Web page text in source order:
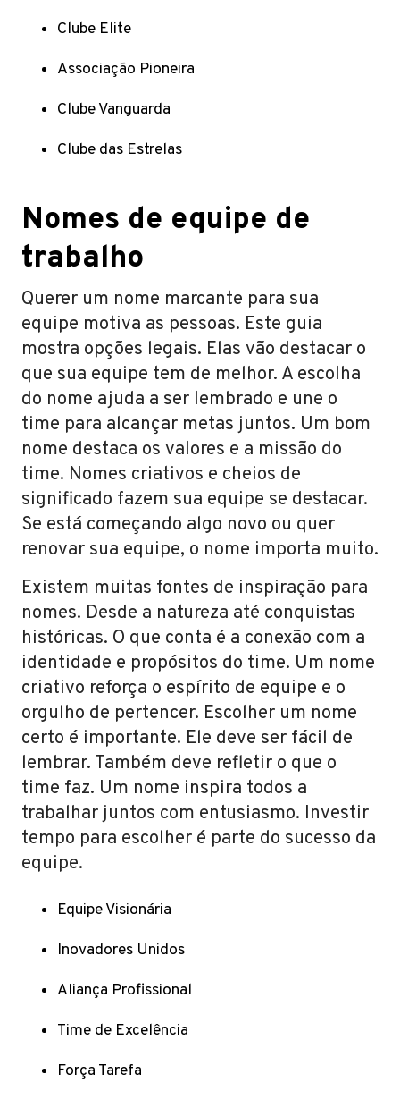
Clube Elite
Associação Pioneira
Clube Vanguarda
Clube das Estrelas
Nomes de equipe de
trabalho
Querer um nome marcante para sua
equipe motiva as pessoas. Este guia
mostra opções legais. Elas vão destacar o
que sua equipe tem de melhor. A escolha
do nome ajuda a ser lembrado e une o
time para alcançar metas juntos. Um bom
nome destaca os valores e a missão do
time. Nomes criativos e cheios de
significado fazem sua equipe se destacar.
Se está começando algo novo ou quer
renovar sua equipe, o nome importa muito.
Existem muitas fontes de inspiração para
nomes. Desde a natureza até conquistas
históricas. O que conta é a conexão com a
identidade e propósitos do time. Um nome
criativo reforça o espírito de equipe e o
orgulho de pertencer. Escolher um nome
certo é importante. Ele deve ser fácil de
lembrar. Também deve refletir o que o
time faz. Um nome inspira todos a
trabalhar juntos com entusiasmo. Investir
tempo para escolher é parte do sucesso da
equipe.
Equipe Visionária
Inovadores Unidos
Aliança Profissional
Time de Excelência
Força Tarefa